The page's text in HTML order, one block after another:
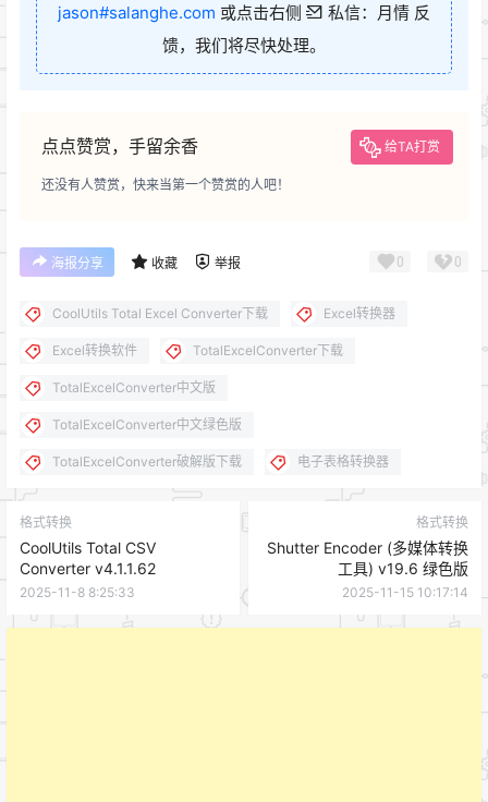
jason#salanghe.com 或点击右侧
私信：月情 反
馈，我们将尽快处理。
点点赞赏，手留余香 给TA打赏
还没有人赞赏，快来当第一个赞赏的人吧！
海报分享 收藏 举报 0 0
CoolUtils Total Excel Converter下载 Excel转换器
Excel转换软件 TotalExcelConverter下载
TotalExcelConverter中文版
TotalExcelConverter中文绿色版
TotalExcelConverter破解版下载 电子表格转换器
格式转换
CoolUtils Total CSV
Converter v4.1.1.62
2025-11-8 8:25:33
格式转换
Shutter Encoder (多媒体转换
工具) v19.6 绿色版
2025-11-15 10:17:14